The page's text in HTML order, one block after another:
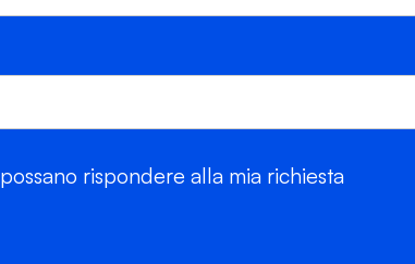
rispondere alla mia richiesta